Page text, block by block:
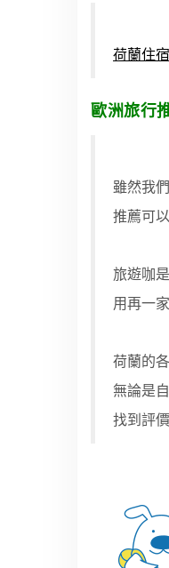
荷蘭住宿
歐洲旅行
雖然我
推薦可
旅遊咖
用再一
荷蘭的
無論是
找到評